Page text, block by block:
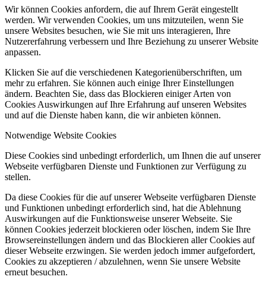
Wir können Cookies anfordern, die auf Ihrem Gerät eingestellt
werden. Wir verwenden Cookies, um uns mitzuteilen, wenn Sie
unsere Websites besuchen, wie Sie mit uns interagieren, Ihre
Nutzererfahrung verbessern und Ihre Beziehung zu unserer Website
anpassen.
Klicken Sie auf die verschiedenen Kategorienüberschriften, um
mehr zu erfahren. Sie können auch einige Ihrer Einstellungen
ändern. Beachten Sie, dass das Blockieren einiger Arten von
Cookies Auswirkungen auf Ihre Erfahrung auf unseren Websites
und auf die Dienste haben kann, die wir anbieten können.
Notwendige Website Cookies
Diese Cookies sind unbedingt erforderlich, um Ihnen die auf unserer
Webseite verfügbaren Dienste und Funktionen zur Verfügung zu
stellen.
Da diese Cookies für die auf unserer Webseite verfügbaren Dienste
und Funktionen unbedingt erforderlich sind, hat die Ablehnung
Auswirkungen auf die Funktionsweise unserer Webseite. Sie
können Cookies jederzeit blockieren oder löschen, indem Sie Ihre
Browsereinstellungen ändern und das Blockieren aller Cookies auf
dieser Webseite erzwingen. Sie werden jedoch immer aufgefordert,
Cookies zu akzeptieren / abzulehnen, wenn Sie unsere Website
erneut besuchen.